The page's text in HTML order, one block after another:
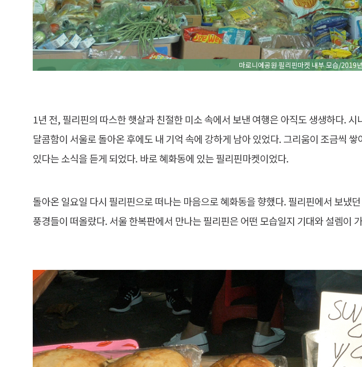
마로니에공원 필리핀마켓 내부
1년 전, 필리핀의 따스한 햇살과 친절한 미소 속에서 보낸 여행은 아직도 생생하다. 시
달콤함이 서울로 돌아온 후에도 내 기억 속에 강하게 남아 있었다. 그리움이 조금씩
있다는 소식을 듣게 되었다. 바로 혜화동에 있는 필리핀마켓이었다.
돌아온 일요일 다시 필리핀으로 떠나는 마음으로 혜화동을 향했다. 필리핀에서 보냈
풍경들이 떠올랐다. 서울 한복판에서 만나는 필리핀은 어떤 모습일지 기대와 설렘이